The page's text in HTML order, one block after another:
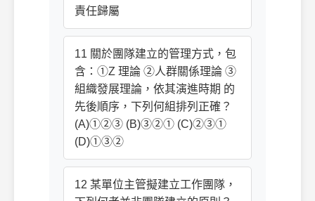
責任歸屬
11 關於團隊建立的管理方式，包
含：①Z 理論 ②人群關係理論 ③
組織發展理論，依其演進時期 的
先後順序，下列何組排列正確？
(A)①②③ (B)③②① (C)②③①
(D)①③②
12 某單位主管擬建立工作團隊，